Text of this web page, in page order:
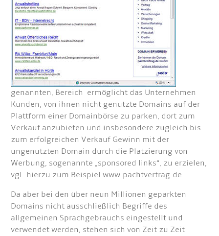
genannten, Bereich ermöglicht das Unternehmen
Kunden, von ihnen nicht genutzte Domains auf der
Plattform einer Domainbörse zu parken, dort zum
Verkauf anzubieten und insbesondere zugleich bis
zum erfolgreichen Verkauf Gewinn mit der
ungenutzten Domain durch die Platzierung von
Werbung, sogenannte „sponsored links“, zu erzielen,
vgl. hierzu zum Beispiel www.pachtvertrag.de.
Da aber bei den über neun Millionen geparkten
Domains nicht ausschließlich Begriffe des
allgemeinen Sprachgebrauchs eingestellt und
verwendet werden, stehen sich von Zeit zu Zeit